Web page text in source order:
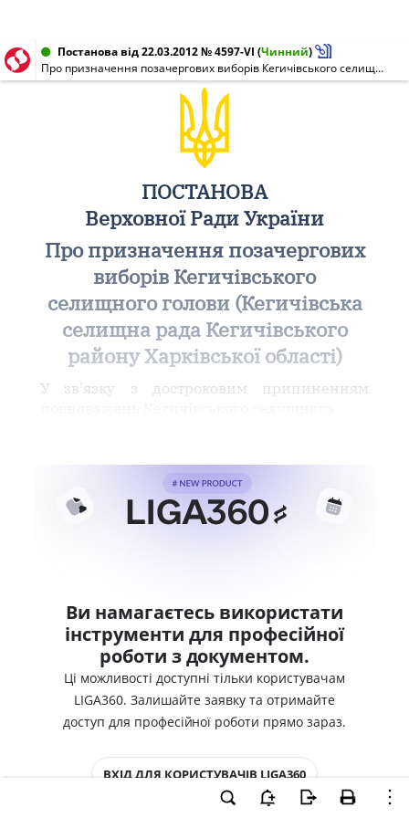
Постанова від 22.03.2012 № 4597-VI (Чинний)
Про призначення позачергових виборів Кегичівського селищного голови (Кегичівська селищна рада Кегичівського району Харківської області)
ПОСТАНОВА
Верховної Ради України
Про призначення позачергових
виборів Кегичівського
селищного голови (Кегичівська
селищна рада Кегичівського
району Харківської області)
У зв'язку з достроковим припиненням
Ви намагаєтесь використати
інструменти для професійної
роботи з документом.
Ці можливості доступні тільки користувачам
LIGA360. Залишайте заявку та отримайте
доступ для професійної роботи прямо зараз.
ВХІД ДЛЯ КОРИСТУВАЧІВ LIGA360
ХОЧУ СПРОБУВАТИ LIGA360 - ОТРИМАТИ